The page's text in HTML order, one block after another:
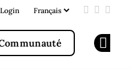
Add us
Follow